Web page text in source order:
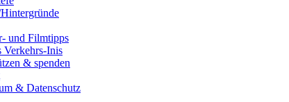
und Filmtipps
Verkehrs-Inis
& spenden
& Datenschutz